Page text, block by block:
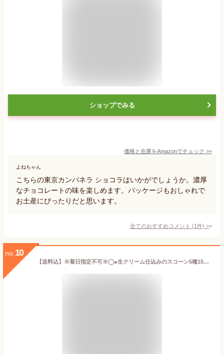
ショップでみる
価格と在庫をAmazonでチェック >>
よねちゃん
こちらの東京カンパネラ ショコラはいかがでしょうか。濃厚
なチョコレートの味を楽しめます。パッケージもおしゃれで
お土産にぴったりだと思います。
全てのおすすめコメント (1件) >
no. 10
【送料込】※着日指定不可※◯●生クリーム仕込みのスコーン5種15個 真冬のスペシャルセット●◯（北海道・九州・沖縄・離島については別途送料が加算されます）